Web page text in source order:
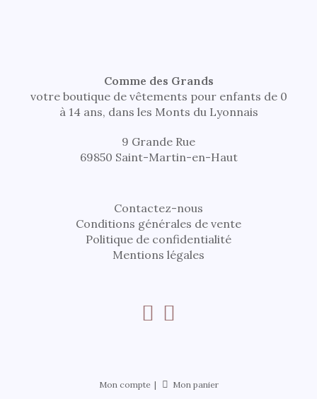
Comme des Grands
votre boutique de vêtements pour enfants de 0
à 14 ans, dans les Monts du Lyonnais
9 Grande Rue
69850 Saint-Martin-en-Haut
Contactez-nous
Conditions générales de vente
Politique de confidentialité
Mentions légales
Mon compte Mon panier